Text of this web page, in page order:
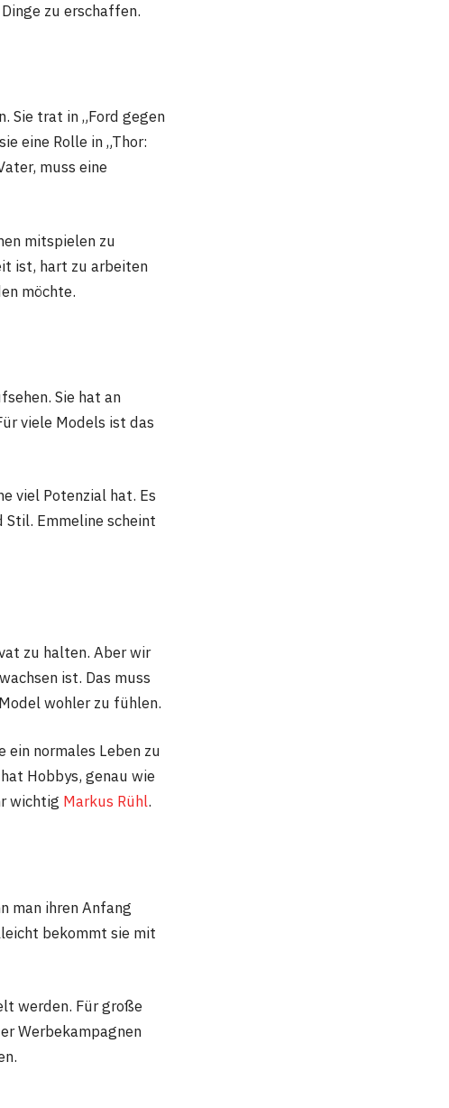
zu erschaffen.
Sie trat in „Ford gegen
eine Rolle in „Thor:
muss eine
mitspielen zu
ist, hart zu arbeiten
möchte.
Sie hat an
viele Models ist das
viel Potenzial hat. Es
Emmeline scheint
zu halten. Aber wir
ist. Das muss
wohler zu fühlen.
ein normales Leben zu
Hobbys, genau wie
wichtig Markus Rühl.
man ihren Anfang
bekommt sie mit
werden. Für große
Werbekampagnen